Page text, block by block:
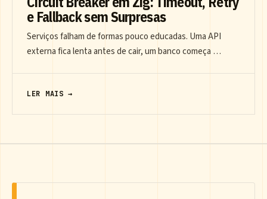
e Fallback sem Surpresas
Serviços falham de formas pouco educadas. Uma API
externa fica lenta antes de cair, um banco começa …
LER MAIS →